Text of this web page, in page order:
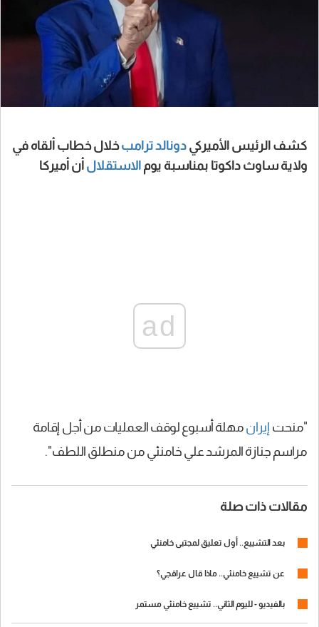
كشف الرئيس الأميركي دونالد ترامبخلال خطاب ألقاه في
ولاية ساوث داكوتا بمناسبة يوم الاستقلال أن أميركا
ad
"منحت إيران مهلة أسبوع لوقف العمليات من أجل إقامة
مراسم جنازة المرشد علي خامنئي من منطلق اللطف".
مقالات ذات صلة
بعد التشييع.. أول تعليق لمجتبى خامنئي
عن تشييع خامنئي.. ماذا قال عراقجي؟
بالفيديو - لليوم الثاني.. تشييع خامنئي مستمر